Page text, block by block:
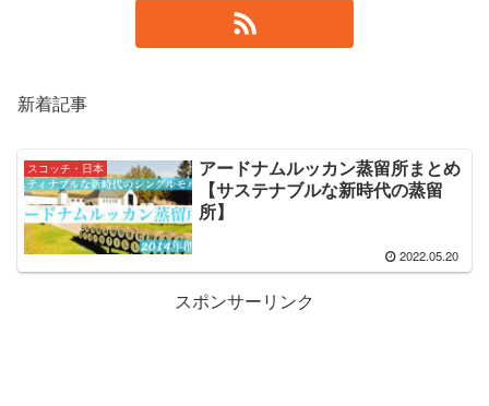
新着記事
スコッチ・日本
アードナムルッカン蒸留所まとめ
【サステナブルな新時代の蒸留
所】
2022.05.20
スポンサーリンク